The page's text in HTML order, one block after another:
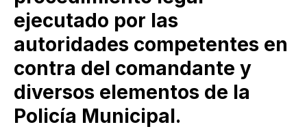
ejecutado por las
autoridades competentes en
contra del comandante y
diversos elementos de la
Policía Municipal.